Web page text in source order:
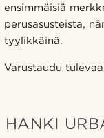
ensimmäisiä
perusasusteista,
tyylikkäinä.
Varustaudu
HANKI